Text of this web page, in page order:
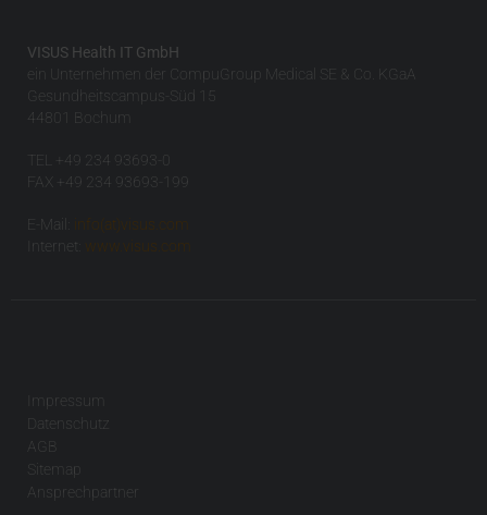
VISUS Health IT GmbH
ein Unternehmen der CompuGroup Medical SE & Co. KGaA
Gesundheitscampus-Süd 15
44801 Bochum
TEL +49 234 93693-0
FAX +49 234 93693-199
E-Mail:
info(at)visus.com
Internet:
www.visus.com
Impressum
Datenschutz
AGB
Sitemap
Ansprechpartner